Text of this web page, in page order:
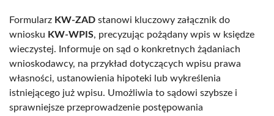
Formularz KW-ZAD stanowi kluczowy załącznik do
wniosku KW-WPIS, precyzując pożądany wpis w księdze
wieczystej. Informuje on sąd o konkretnych żądaniach
wnioskodawcy, na przykład dotyczących wpisu prawa
własności, ustanowienia hipoteki lub wykreślenia
istniejącego już wpisu. Umożliwia to sądowi szybsze i
sprawniejsze przeprowadzenie postępowania